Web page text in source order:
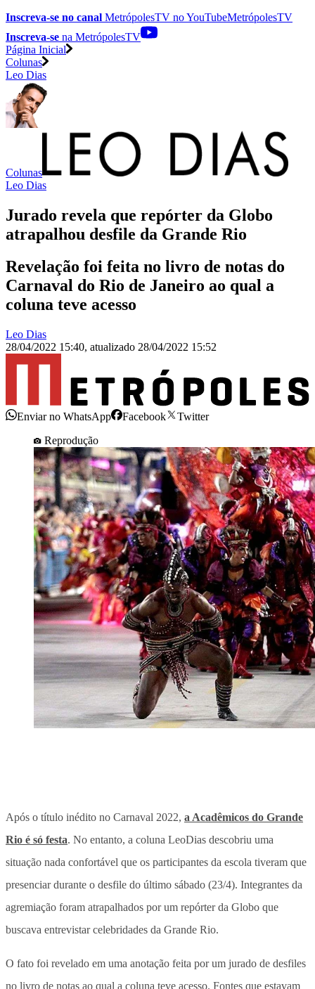
Inscreva-se no canal MetrópolesTV noYouTubeMetrópolesTV
Inscreva-se na MetrópolesTV
Página Inicial
Colunas
Leo Dias
Colunas
Leo Dias
Jurado revela que repórter da Globo
atrapalhou desfile da Grande Rio
Revelação foi feita no livro de notas do
Carnaval do Rio de Janeiro ao qual a
coluna teve acesso
Leo Dias
28/04/2022 15:40, atualizado 28/04/2022 15:52
Enviar no WhatsApp Facebook
Twitter
Reprodução
Após o título inédito no Carnaval 2022, a Acadêmicos do Grande
Rio é só festa. No entanto, a coluna LeoDias descobriu uma
situação nada confortável que os participantes da escola tiveram que
presenciar durante o desfile do último sábado (23/4). Integrantes da
agremiação foram atrapalhados por um repórter da Globo que
buscava entrevistar celebridades da Grande Rio.
O fato foi revelado em uma anotação feita por um jurado de desfiles
no livro de notas ao qual a coluna teve acesso. Fontes que estavam